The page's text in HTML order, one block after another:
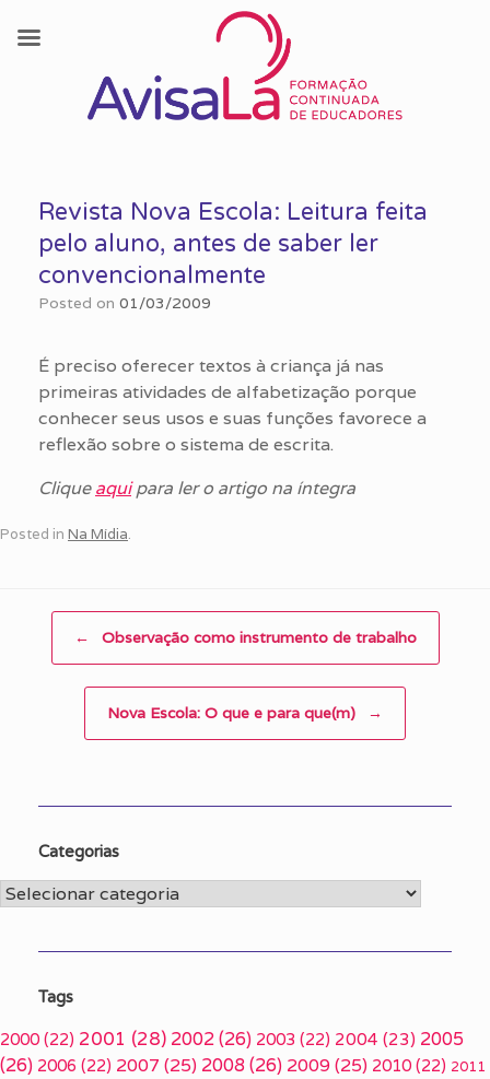
contentRevista Nova Escola: Leitura feita
pelo aluno, antes de saber ler
convencionalmente
Posted on 01/03/2009
É preciso oferecer textos à criança já nas
primeiras atividades de alfabetização porque
conhecer seus usos e suas funções favorece a
reflexão sobre o sistema de escrita.
Cliqueaquipara ler o artigo na íntegra
Posted in Na Mídia.
Post navigation
← Observação como instrumento de trabalho
Nova Escola: O que e para que(m) →
Categorias
Categorias
Tags
2000 (22) 2001 (28) 2002(26) 2003 (22) 2004 (23) 2005
(26) 2006 (22) 2007 (25) 2008(26) 2009(25) 2010 (22) 2011